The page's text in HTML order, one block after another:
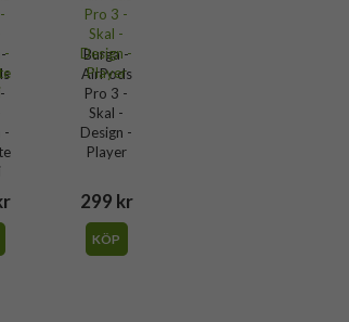
-
Burga -
AirPods
Pro 3 -
Skal -
Design -
Player
299 kr
KÖP